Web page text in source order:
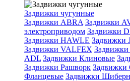
Задвижки чугунные
Задвижки ABRA Задвижки
электроприводом Задвижки
Задвижки HAWLE Задвижки
Задвижки VALFEX
ADL Задвижки Клиновые
Задвижки Рашворк Задвижки
Фланцевые Задвижки